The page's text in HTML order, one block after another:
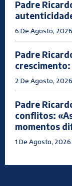
Padre
6 De Agosto, 2026
Padre
2 De Agosto, 2026
Padre
conflitos:
momentos
1 De Agosto, 2026